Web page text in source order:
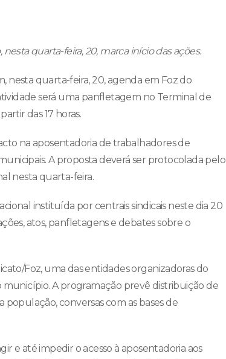
quarta-feira, 20, marca início das ações.
nesta quarta-feira, 20, agenda em Foz do
será uma panfletagem no Terminal de
das 17 horas.
na aposentadoria de trabalhadores de
A proposta deverá ser protocolada pelo
nesta quarta-feira.
instituída por centrais sindicais neste dia 20
atos, panfletagens e debates sobre o
Foz, uma das entidades organizadoras do
A programação prevê distribuição de
população, conversas com as bases de
e até impedir o acesso à aposentadoria aos